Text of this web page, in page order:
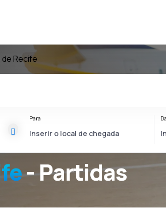
de Recife
- Partidas
Para